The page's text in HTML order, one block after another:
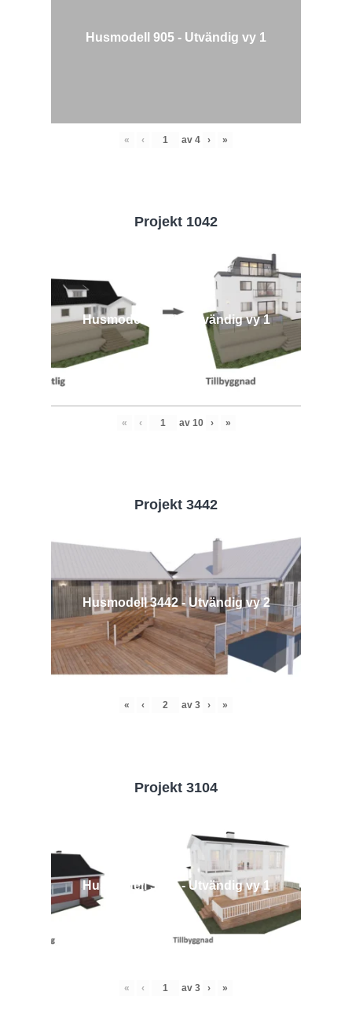
Husmodell 905 - Utvändig vy 1
« ‹ av 4 › »
Projekt 1042
Husmodell 1042 - Utvändig vy 1
« ‹ av 10 › »
Projekt 3442
Husmodell 3442 - Utvändig vy 2
« ‹ av 3 › »
Projekt 3104
Husmodell 3104 - Utvändig vy 1
« ‹ av 3 › »